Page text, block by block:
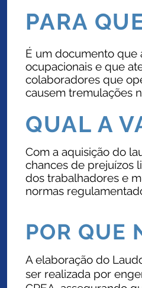
PARA
É um documento que
ocupacionais e que
colaboradores que
causem tremulações
QUAL A
Com a aquisição do
chances de prejuízos
dos trabalhadores e
normas
POR QUE
A elaboração do
ser realizada por